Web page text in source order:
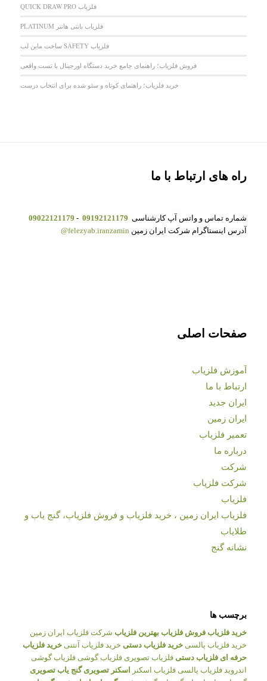
فلزیاب QUICK DRAW PRO
فلزیاب بانتی هانتر PLATINUM
فلزیاب SAFETY ساخت ماین لب
فروش فلزیاب؛ راهنمای جامع خرید دستگاه اورجینال با تست واقعی
خرید فلزیاب؛ راهنمای کوتاه و سئو شده برای انتخاب درست
راه های ارتباط با ما
شماره تماس و واتس آپ کارشناسی 09192121179
-
09022121179
آدرس اینستاگرام شرکت ایران زمین felezyab.iranzamin@
صفحات اصلی
آموزش فلزیاب
ارتباط با ما
ایران جدید
ایران زمین
تعمیر فلزیاب
درباره ما
شرکت
شرکت فلزیاب
فلزیاب
فلزیاب ایران زمین ، خرید فلزیاب و فروش فلزیاب، گنج یاب و
طلایاب
نشانه گنج
برچسب ها
خرید فلزیاب فروش فلزیاب بهترین فلزیاب شرکت فلزیاب ایران زمین
خرید فلزیاب پالسی خرید فلزیاب دستی خرید فلزیاب آنتنی خرید فلزیاب
حرفه ای فلزیاب دستی فلزیاب تصویری فلزیاب گوشی فلزیاب گوشی
اندروید فلزیاب پالسی فلزیاب اسکنر اسکنر تصویری گنج یاب تصویری